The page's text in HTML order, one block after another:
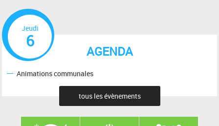
AGENDA
Jeudi
6
Animations communales
tous les évènements